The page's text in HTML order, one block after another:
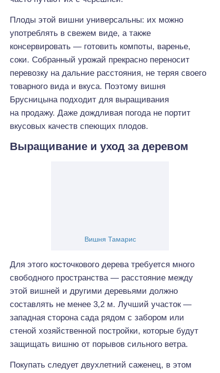
Плоды этой вишни универсальны: их можно
употреблять в свежем виде, а также
консервировать — готовить компоты, варенье,
соки. Собранный урожай прекрасно переносит
перевозку на дальние расстояния, не теряя своего
товарного вида и вкуса. Поэтому вишня
Брусницына подходит для выращивания
на продажу. Даже дождливая погода не портит
вкусовых качеств спеющих плодов.
Выращивание и уход за деревом
Вишня Тамарис
Для этого косточкового дерева требуется много
свободного пространства — расстояние между
этой вишней и другими деревьями должно
составлять не менее 3,2 м. Лучший участок —
западная сторона сада рядом с забором или
стеной хозяйственной постройки, которые будут
защищать вишню от порывов сильного ветра.
Покупать следует двухлетний саженец, в этом